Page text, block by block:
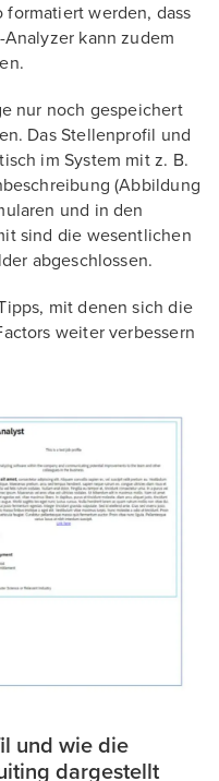
formatiert werden, dass
kann zudem
nur noch gespeichert
Das Stellenprofil und
im System mit z. B.
(Abbildung
und in den
sind die wesentlichen
abgeschlossen.
mit denen sich die
weiter verbessern
und wie die
dargestellt